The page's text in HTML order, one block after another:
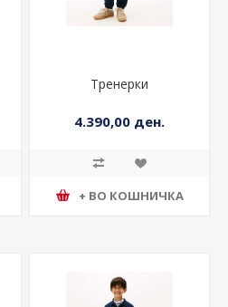
Тренерки
4.390,00 ден.
+ ВО КОШНИЧКА